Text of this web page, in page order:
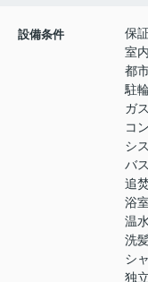
設備条件
保
室
都
駐
ガ
コ
シ
バ
追
浴
温
洗
シ
独